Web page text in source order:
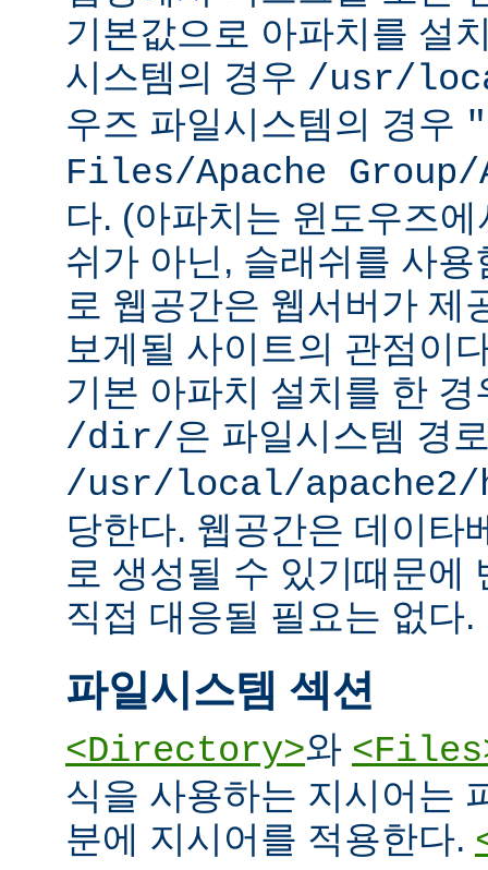
기본값으로 아파치를 설
시스템의 경우 /usr/
우즈 파일시스템의 경우
Files/Apache Group/
다. (아파치는 윈도우즈
쉬가 아닌, 슬래쉬를 사
로 웹공간은 웹서버가 제
보게될 사이트의 관점이
기본 아파치 설치를 한
/dir/은 파일시스템 경
/usr/local/
당한다. 웹공간은 데이타
로 생성될 수 있기때문에
직접 대응될 필요는 없다.
파일시스템 섹션
<Directory>와
식을 사용하는 지시어는
분에 지시어를 적용한다.